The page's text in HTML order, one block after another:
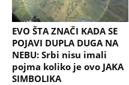
EVO ŠTA ZNAČI KADA SE
POJAVI DUPLA DUGA NA
NEBU: Srbi nisu imali
pojma koliko je ovo JAKA
SIMBOLIKA